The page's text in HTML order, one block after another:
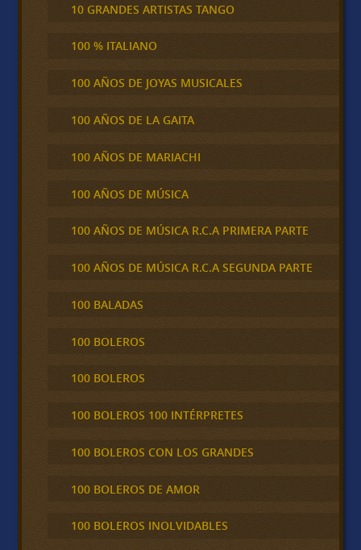
10 GRANDES ARTISTAS TANGO
100 % ITALIANO
100 AÑOS DE JOYAS MUSICALES
100 AÑOS DE LA GAITA
100 AÑOS DE MARIACHI
100 AÑOS DE MÚSICA
100 AÑOS DE MÚSICA R.C.A PRIMERA PARTE
100 AÑOS DE MÚSICA R.C.A SEGUNDA PARTE
100 BALADAS
100 BOLEROS
100 BOLEROS
100 BOLEROS 100 INTÉRPRETES
100 BOLEROS CON LOS GRANDES
100 BOLEROS DE AMOR
100 BOLEROS INOLVIDABLES